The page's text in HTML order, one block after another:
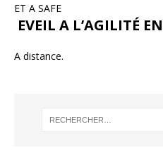
ET A SAFE
EVEIL A L’AGILITÉ
A distance.